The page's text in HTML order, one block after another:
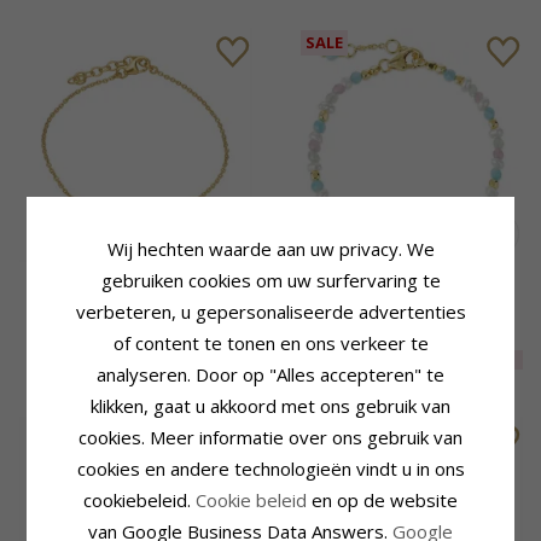
Margriet pink armband in
verguld sterlingzilver -
SALE
Steen armband in verguld
sterlingzilver x - Loom
CHANTI prijs
Wij hechten waarde aan uw privacy. We
gebruiken cookies om uw surfervaring te
verbeteren, u gepersonaliseerde advertenties
of content te tonen en ons verkeer te
analyseren. Door op "Alles accepteren" te
klikken, gaat u akkoord met ons gebruik van
cookies. Meer informatie over ons gebruik van
cookies en andere technologieën vindt u in ons
cookiebeleid. Cookie beleid en op de website
van Google Business Data Answers. Google